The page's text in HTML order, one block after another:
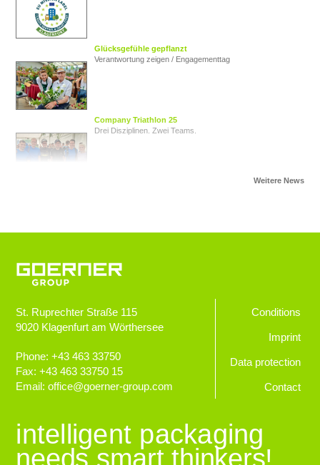
Glücksgefühle gepflanzt
Verantwortung zeigen / Engagementtag
Company Triathlon 25
Drei Disziplinen. Zwei Teams.
Jugendliche im Blick
Goerner Group unterstützt JUNO
St. Ruprechter Straße 115
9020 Klagenfurt am Wörthersee
Phone:+43 463 33750
Fax:+43 463 33750 15
Email:office@goerner-group.com
intelligent packaging
needs smart thinkers!
Conditions
Imprint
Data protection
Contact